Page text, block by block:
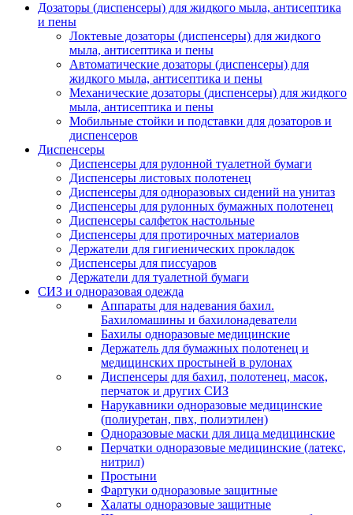
Дозаторы (диспенсеры) для жидкого мыла, антисептика
и пены
Локтевые дозаторы (диспенсеры) для жидкого
мыла, антисептика и пены
Автоматические дозаторы (диспенсеры) для
жидкого мыла, антисептика и пены
Механические дозаторы (диспенсеры) для жидкого
мыла, антисептика и пены
Мобильные стойки и подставки для дозаторов и
диспенсеров
Диспенсеры
Диспенсеры для рулонной туалетной бумаги
Диспенсеры листовых полотенец
Диспенсеры для одноразовых сидений на унитаз
Диспенсеры для рулонных бумажных полотенец
Диспенсеры салфеток настольные
Диспенсеры для протирочных материалов
Держатели для гигиенических прокладок
Диспенсеры для писсуаров
Держатели для туалетной бумаги
СИЗ и одноразовая одежда
Аппараты для надевания бахил.
Бахиломашины и бахилонадеватели
Бахилы одноразовые медицинские
Держатель для бумажных полотенец и
медицинских простыней в рулонах
Диспенсеры для бахил, полотенец, масок,
перчаток и других СИЗ
Нарукавники одноразовые медицинские
(полиуретан, пвх, полиэтилен)
Одноразовые маски для лица медицинские
Перчатки одноразовые медицинские (латекс,
нитрил)
Простыни
Фартуки одноразовые защитные
Халаты одноразовые защитные